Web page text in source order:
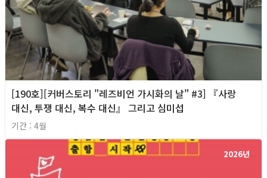
[190호][커버스토리 "레즈비언 가시화의 날" #3] 『사랑
대신, 투쟁 대신, 복수 대신』 그리고 심미섭
기간 : 4월
2026년